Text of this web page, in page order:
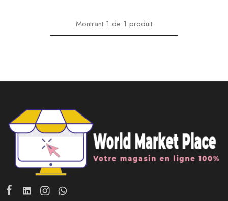
Montrant 1 de 1 produit